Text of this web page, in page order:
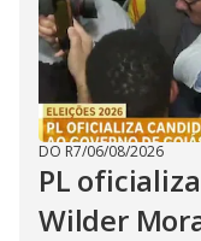
DO R7/06/08/2026
PL
Wilder